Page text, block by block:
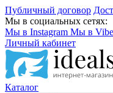
Публичный договор
Мы в социальных сетях:
Мы в Instagram Мы в
Личный кабинет
Каталог